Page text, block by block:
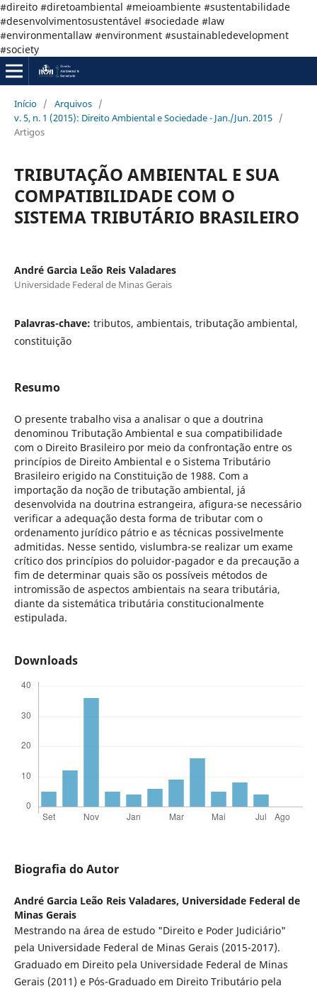
#direito #diretoambiental #meioambiente #sustentabilidade
#desenvolvimentosustentável #sociedade #law
#environmentallaw #environment #sustainabledevelopment
#society
Início / Arquivos /
v. 5, n. 1 (2015): Direito Ambiental e Sociedade - Jan./Jun. 2015 /
Artigos
TRIBUTAÇÃO AMBIENTAL E SUA
COMPATIBILIDADE COM O
SISTEMA TRIBUTÁRIO BRASILEIRO
André Garcia Leão Reis Valadares
Universidade Federal de Minas Gerais
Palavras-chave: tributos, ambientais, tributação ambiental,
constituição
Resumo
O presente trabalho visa a analisar o que a doutrina
denominou Tributação Ambiental e sua compatibilidade
com o Direito Brasileiro por meio da confrontação entre os
princípios de Direito Ambiental e o Sistema Tributário
Brasileiro erigido na Constituição de 1988. Com a
importação da noção de tributação ambiental, já
desenvolvida na doutrina estrangeira, afigura-se necessário
verificar a adequação desta forma de tributar com o
ordenamento jurídico pátrio e as técnicas possivelmente
admitidas. Nesse sentido, vislumbra-se realizar um exame
crítico dos princípios do poluidor-pagador e da precaução a
fim de determinar quais são os possíveis métodos de
intromissão de aspectos ambientais na seara tributária,
diante da sistemática tributária constitucionalmente
estipulada.
Downloads
Biografia do Autor
André Garcia Leão Reis Valadares, Universidade Federal de
Minas Gerais
Mestrando na área de estudo "Direito e Poder Judiciário"
pela Universidade Federal de Minas Gerais (2015-2017).
Graduado em Direito pela Universidade Federal de Minas
Gerais (2011) e Pós-Graduado em Direito Tributário pela